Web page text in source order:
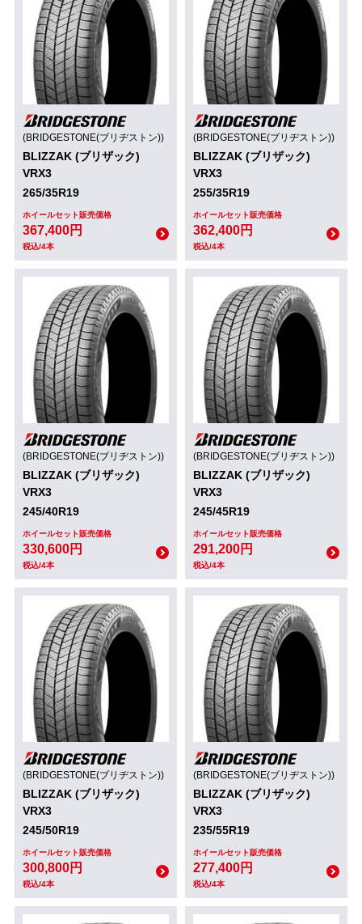
(BRIDGESTONE(ブリヂストン))
BLIZZAK (ブリザック)
VRX3
265/35R19
ホイールセット販売価格
367,400円
税込/4本
(BRIDGESTONE(ブリヂストン))
BLIZZAK (ブリザック)
VRX3
255/35R19
ホイールセット販売価格
362,400円
税込/4本
(BRIDGESTONE(ブリヂストン))
BLIZZAK (ブリザック)
VRX3
245/40R19
ホイールセット販売価格
330,600円
税込/4本
(BRIDGESTONE(ブリヂストン))
BLIZZAK (ブリザック)
VRX3
245/45R19
ホイールセット販売価格
291,200円
税込/4本
(BRIDGESTONE(ブリヂストン))
BLIZZAK (ブリザック)
VRX3
245/50R19
ホイールセット販売価格
300,800円
税込/4本
(BRIDGESTONE(ブリヂストン))
BLIZZAK (ブリザック)
VRX3
235/55R19
ホイールセット販売価格
277,400円
税込/4本